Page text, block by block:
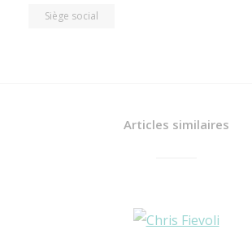
Siège social
Articles similaires